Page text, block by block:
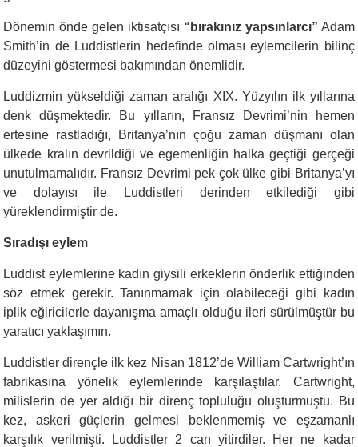
Dönemin önde gelen iktisatçısı “bırakınız yapsınlarcı” Adam
Smith’in de Luddistlerin hedefinde olması eylemcilerin bilinç
düzeyini göstermesi bakımından önemlidir.
Luddizmin yükseldiği zaman aralığı XIX. Yüzyılın ilk yıllarına
denk düşmektedir. Bu yılların, Fransız Devrimi’nin hemen
ertesine rastladığı, Britanya’nın çoğu zaman düşmanı olan
ülkede kralın devrildiği ve egemenliğin halka geçtiği gerçeği
unutulmamalıdır. Fransız Devrimi pek çok ülke gibi Britanya’yı
ve dolayısı ile Luddistleri derinden etkilediği gibi
yüreklendirmiştir de.
Sıradışı eylem
Luddist eylemlerine kadın giysili erkeklerin önderlik ettiğinden
söz etmek gerekir. Tanınmamak için olabileceği gibi kadın
iplik eğiricilerle dayanışma amaçlı olduğu ileri sürülmüştür bu
yaratıcı yaklaşımın.
Luddistler dirençle ilk kez Nisan 1812’de William Cartwright’ın
fabrikasına yönelik eylemlerinde karşılaştılar. Cartwright,
milislerin de yer aldığı bir direnç topluluğu oluşturmuştu. Bu
kez, askeri güçlerin gelmesi beklenmemiş ve eşzamanlı
karşılık verilmişti. Luddistler 2 can yitirdiler. Her ne kadar